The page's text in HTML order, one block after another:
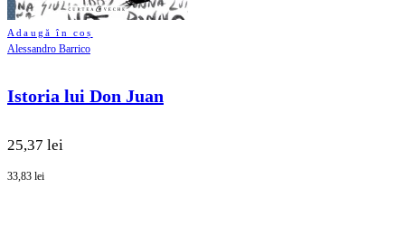
Adaugă în coș
Alessandro Barrico
Istoria lui Don Juan
25,37 lei
33,83 lei